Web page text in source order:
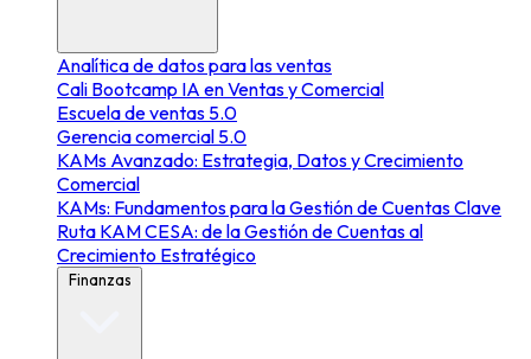
Analítica de datos para las ventas
Cali Bootcamp IA en Ventas y Comercial
Escuela de ventas 5.0
Gerencia comercial 5.0
KAMs Avanzado: Estrategia, Datos y Crecimiento
Comercial
KAMs: Fundamentos para la Gestión de Cuentas Clave
Ruta KAM CESA: de la Gestión de Cuentas al
Crecimiento Estratégico
Finanzas